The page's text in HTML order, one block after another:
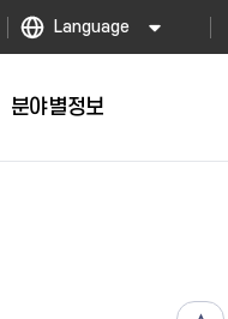
Language
분야별정보